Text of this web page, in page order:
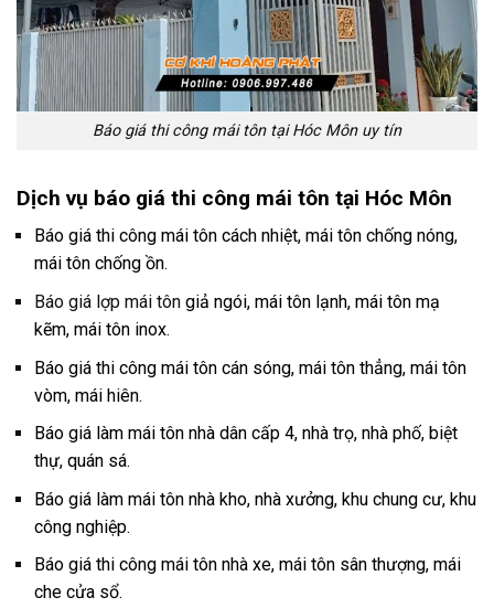
Báo giá thi công mái tôn tại Hóc Môn uy tín
Dịch vụ báo giá thi công mái tôn tại Hóc Môn
Báo giá thi công mái tôn cách nhiệt, mái tôn chống nóng,
mái tôn chống ồn.
Báo giá lợp mái tôn giả ngói, mái tôn lạnh, mái tôn mạ
kẽm, mái tôn inox.
Báo giá thi công mái tôn cán sóng, mái tôn thẳng, mái tôn
vòm, mái hiên.
Báo giá làm mái tôn nhà dân cấp 4, nhà trọ, nhà phố, biệt
thự, quán sá.
Báo giá làm mái tôn nhà kho, nhà xưởng, khu chung cư, khu
công nghiệp.
Báo giá thi công mái tôn nhà xe, mái tôn sân thượng, mái
che cửa sổ.